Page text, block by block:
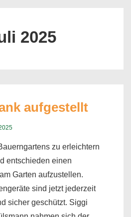
2025
aufgestellt
zu erleichtern
entschieden einen
Garten aufzustellen.
sind jetzt jederzeit
sicher geschützt. Siggi